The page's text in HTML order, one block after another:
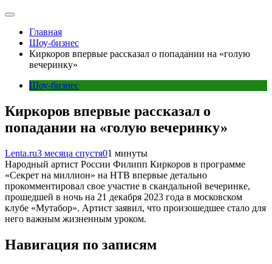
Главная
Шоу-бизнес
Киркоров впервые рассказал о попадании на «голую
вечеринку»
Шоу-бизнес
Киркоров впервые рассказал о
попадании на «голую вечеринку»
Lenta.ru3 месяца спустя01 минуты
Народный артист России Филипп Киркоров в программе
«Секрет на миллион» на НТВ впервые детально
прокомментировал свое участие в скандальной вечеринке,
прошедшей в ночь на 21 декабря 2023 года в московском
клубе «Мутабор». Артист заявил, что произошедшее стало для
него важным жизненным уроком.
Навигация по записям